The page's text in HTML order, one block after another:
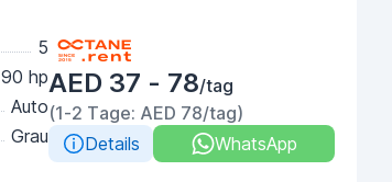
5
90 hp
Auto
Grau
AED 37 - 78/tag
(1-2 Tage: AED 78/tag)
Details
WhatsApp